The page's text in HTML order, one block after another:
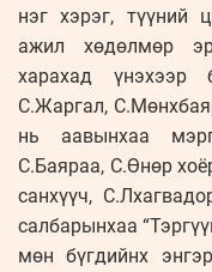
нэг хэрэг, түүний
ажил хөдөлмөр
харахад үнэхээр
С.Жаргал,
нь аавынхаа
С.Баяраа, С.Өнөр
санхүүч,
салбарынхаа
мөн бүгдийнх